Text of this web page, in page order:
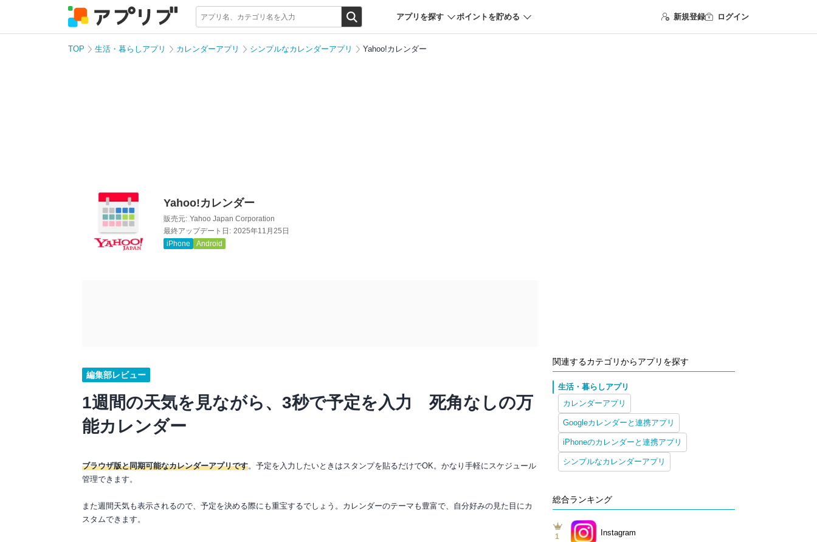
アプリを探す ポイントを貯める 新規登録 ログイン
TOP 生活・暮らしアプリ カレンダーアプリ シンプルなカレンダーアプリ Yahoo!カレンダー
Yahoo!カレンダー
販売元: Yahoo Japan Corporation
最終アップデート日: 2025年11月25日
iPhone
Android
編集部レビュー
1週間の天気を見ながら、3秒で予定を入力 死角なしの万
能カレンダー
ブラウザ版と同期可能なカレンダーアプリです。予定を入力したいときはスタンプを貼るだけでOK。かなり手軽にスケジュール
管理できます。
また週間天気も表示されるので、予定を決める際にも重宝するでしょう。カレンダーのテーマも豊富で、自分好みの見た目にカ
スタムできます。
関連するカテゴリからアプリを探す
生活・暮らしアプリ
カレンダーアプリ
Googleカレンダーと連携アプリ
iPhoneのカレンダーと連携アプリ
シンプルなカレンダーアプリ
総合ランキング
1 Instagram